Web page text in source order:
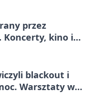
przez
Koncerty, kino i
blackout i
Warsztaty w